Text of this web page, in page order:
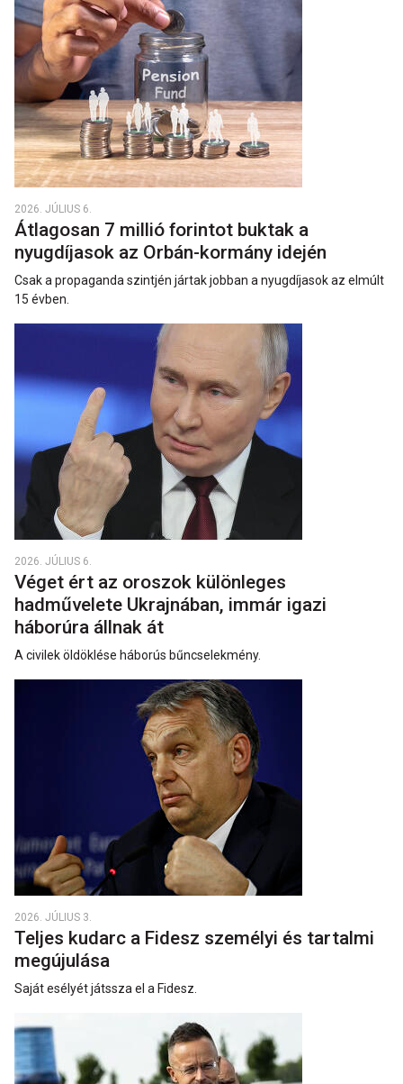
2026. JÚLIUS 6.
Átlagosan 7 millió forintot buktak a
nyugdíjasok az Orbán-kormány idején
Csak a propaganda szintjén jártak jobban a nyugdíjasok az elmúlt
15 évben.
2026. JÚLIUS 6.
Véget ért az oroszok különleges
hadművelete Ukrajnában, immár igazi
háborúra állnak át
A civilek öldöklése háborús bűncselekmény.
2026. JÚLIUS 3.
Teljes kudarc a Fidesz személyi és tartalmi
megújulása
Saját esélyét játssza el a Fidesz.